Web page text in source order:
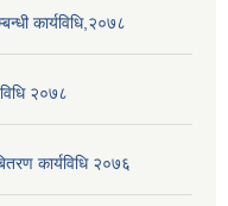
कार्यविधि,२०७८
२०७८
कार्यविधि २०७६